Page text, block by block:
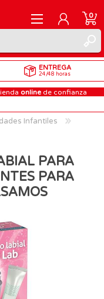
REGISTRARME
INICIAR SESIÓN
0
ENTREGA
24/48 horas
online de confianza
Infantiles
PARA
PARA